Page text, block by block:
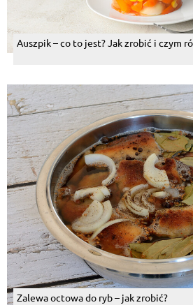
Auszpik – co to jest? Jak zrobić i czym
Zalewa octowa do ryb – jak zrobić?